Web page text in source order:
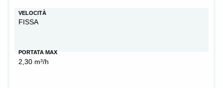
VELOCITÀ
FISSA
PORTATA MAX
2,30 m³/h